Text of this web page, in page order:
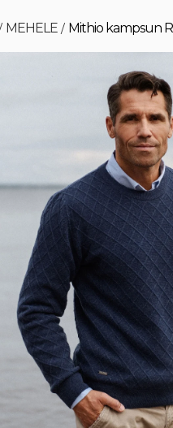
MEHELE / Mithio kampsun